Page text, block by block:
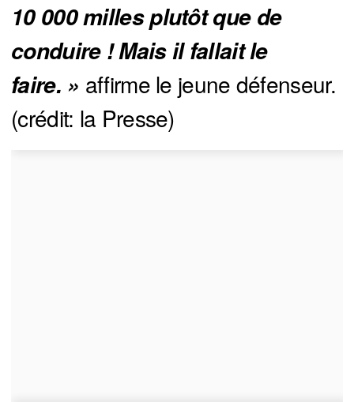
10 000 milles plutôt que de
conduire ! Mais il fallait le
faire. » affirme le jeune défenseur.
(crédit: la Presse)